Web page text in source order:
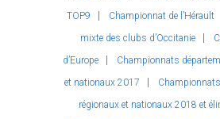
TOP9
Championnat de l’Hérault
mixte des clubs d’Occitanie
d’Europe
Championnats
et nationaux 2017
régionaux et nationaux 2018 et